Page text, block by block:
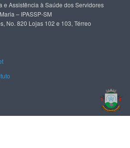
e Assistência à Saúde dos Servidores
– IPASSP-SM
No. 820 Lojas 102 e 103, Térreo